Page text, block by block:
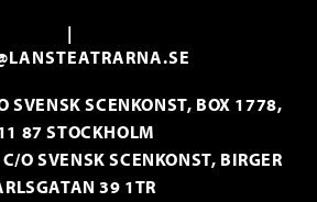
|
SVENSK SCENKONST, BOX 1778,
87 STOCKHOLM
O SVENSK SCENKONST, BIRGER
39 1TR